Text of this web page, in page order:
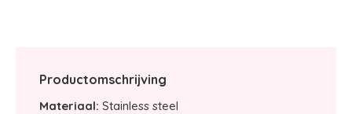
Productomschrijving
Materiaal: Stainless steel